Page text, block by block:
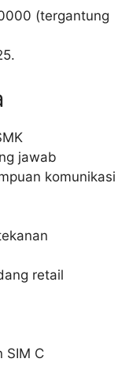
(tergantung
jawab
komunikasi
retail
SIM C